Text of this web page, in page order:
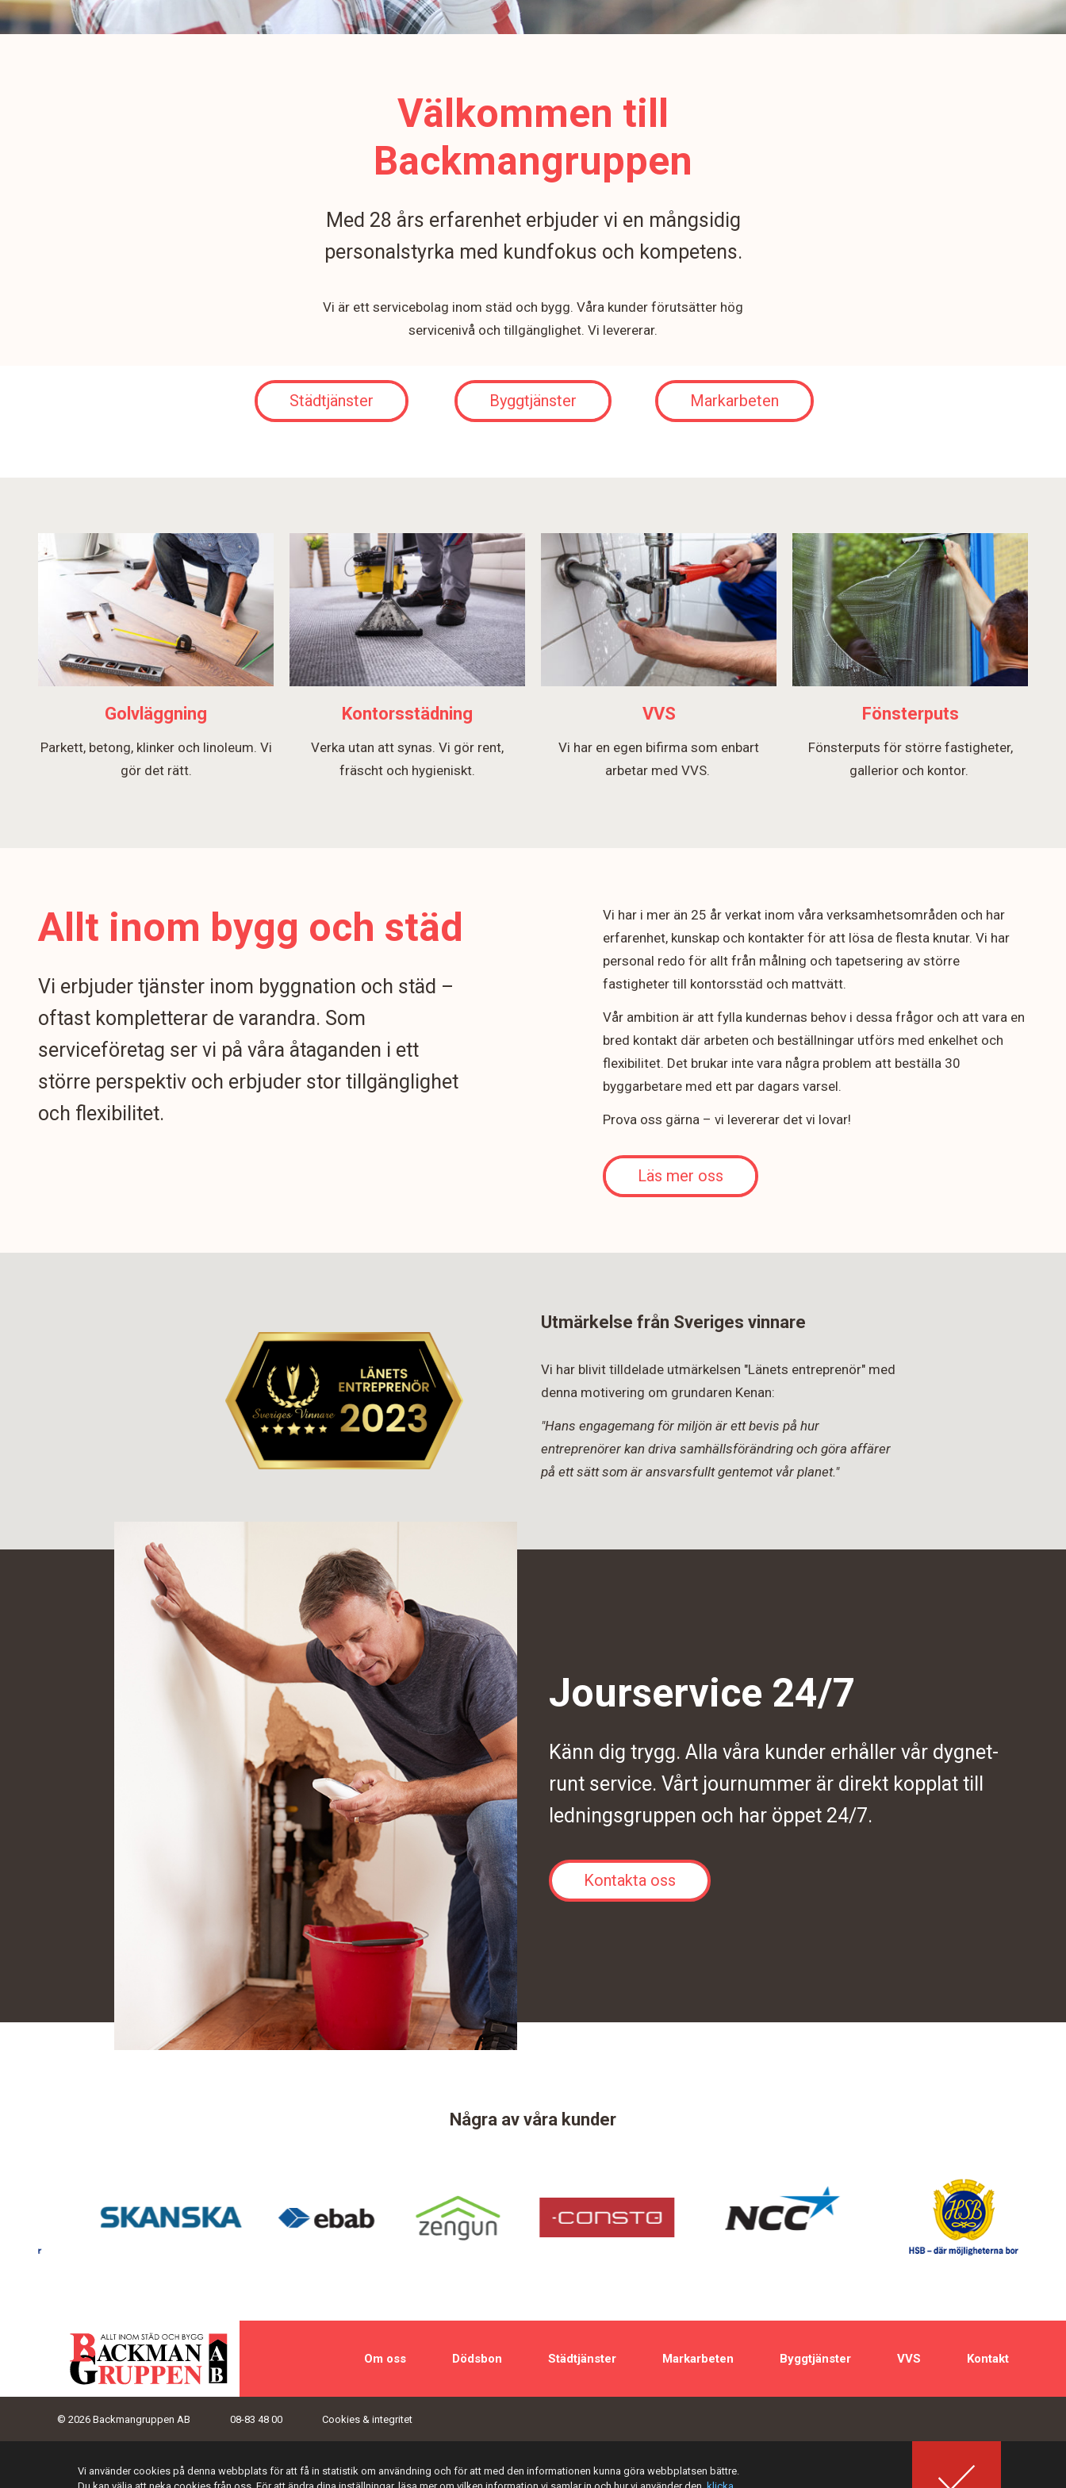
Välkommen till
Backmangruppen
Med 28 års erfarenhet erbjuder vi en mångsidig
personalstyrka med kundfokus och kompetens.
Vi är ett servicebolag inom städ och bygg. Våra kunder förutsätter hög
servicenivå och tillgänglighet. Vi levererar.
Städtjänster Byggtjänster Markarbeten
Golvläggning
Parkett, betong, klinker och linoleum. Vi
gör det rätt.
Kontorsstädning
Verka utan att synas. Vi gör rent,
fräscht och hygieniskt.
VVS
Vi har en egen bifirma som enbart
arbetar med VVS.
Fönsterputs
Fönsterputs för större fastigheter,
gallerior och kontor.
Allt inom bygg och städ
Vi erbjuder tjänster inom byggnation och städ –
oftast kompletterar de varandra. Som
serviceföretag ser vi på våra åtaganden i ett
större perspektiv och erbjuder stor tillgänglighet
och flexibilitet.
Vi har i mer än 25 år verkat inom våra verksamhetsområden och har
erfarenhet, kunskap och kontakter för att lösa de flesta knutar. Vi har
personal redo för allt från målning och tapetsering av större
fastigheter till kontorsstäd och mattvätt.
Vår ambition är att fylla kundernas behov i dessa frågor och att vara en
bred kontakt där arbeten och beställningar utförs med enkelhet och
flexibilitet. Det brukar inte vara några problem att beställa 30
byggarbetare med ett par dagars varsel.
Prova oss gärna – vi levererar det vi lovar!
Läs mer oss
Utmärkelse från Sveriges vinnare
Vi har blivit tilldelade utmärkelsen "Länets entreprenör" med
denna motivering om grundaren Kenan:
"Hans engagemang för miljön är ett bevis på hur
entreprenörer kan driva samhällsförändring och göra affärer
på ett sätt som är ansvarsfullt gentemot vår planet."
Jourservice 24/7
Känn dig trygg. Alla våra kunder erhåller vår dygnet-
runt service. Vårt journummer är direkt kopplat till
ledningsgruppen och har öppet 24/7.
Kontakta oss
Några av våra kunder
Om oss Dödsbon Städtjänster Markarbeten Byggtjänster VVS Kontakt
© 2026 Backmangruppen AB 08-83 48 00 Cookies & integritet
Vi använder cookies på denna webbplats för att få in statistik om användning och för att med den informationen kunna göra webbplatsen bättre.
Du kan välja att neka cookies från oss. För att ändra dina inställningar, läsa mer om vilken information vi samlar in och hur vi använder den, klicka